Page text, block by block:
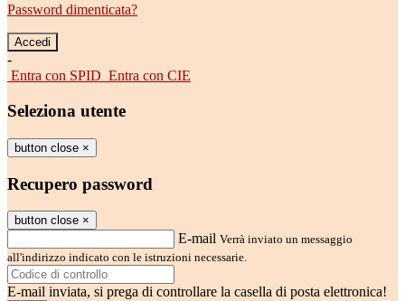
Password dimenticata?
-
Entra con SPID Entra con CIE
Seleziona utente
button close ×
Recupero password
button close ×
E-mail Verrà inviato un messaggio
all'indirizzo indicato con le istruzioni necessarie.
E-mail inviata, si prega di controllare la casella di posta elettronica!